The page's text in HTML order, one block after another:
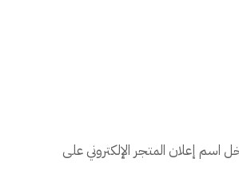
اسم إعلان المتجر الإلكتروني على